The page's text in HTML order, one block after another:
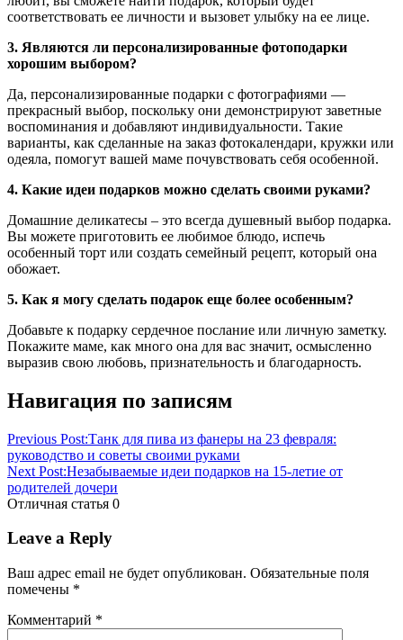
соответствовать ее личности и вызовет улыбку на ее лице.
3. Являются ли персонализированные фотоподарки
хорошим выбором?
Да, персонализированные подарки с фотографиями —
прекрасный выбор, поскольку они демонстрируют заветные
воспоминания и добавляют индивидуальности. Такие
варианты, как сделанные на заказ фотокалендари, кружки или
одеяла, помогут вашей маме почувствовать себя особенной.
4. Какие идеи подарков можно сделать своими руками?
Домашние деликатесы – это всегда душевный выбор подарка.
Вы можете приготовить ее любимое блюдо, испечь
особенный торт или создать семейный рецепт, который она
обожает.
5. Как я могу сделать подарок еще более особенным?
Добавьте к подарку сердечное послание или личную заметку.
Покажите маме, как много она для вас значит, осмысленно
выразив свою любовь, признательность и благодарность.
Навигация по записям
Previous Post:Танк для пива из фанеры на 23 февраля:
руководство и советы своими руками
Next Post:Незабываемые идеи подарков на 15-летие от
родителей дочери
Отличная статья 0
Leave a Reply
Ваш адрес email не будет опубликован. Обязательные поля
помечены *
Комментарий *